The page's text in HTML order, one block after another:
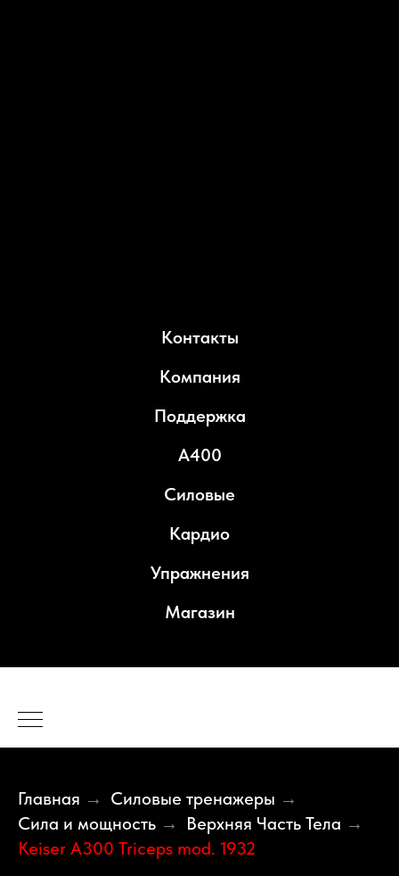
Контакты
Компания
Поддержка
A400
Силовые
Кардио
Упражнения
Магазин
Главная → Силовые тренажеры →
Сила и мощность → Верхняя Часть Тела →
Keiser A300 Triceps mod. 1932
МОДЕЛЬ 1932
A300 TRICEPS
ГИБЧЕ.
ЭФФЕКТИВНЕЕ.
БЕЗОПАСНЕЕ.
ЛУЧШИЙ
ТРЕНАЖЕР ДЛЯ